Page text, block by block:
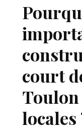
court
locales